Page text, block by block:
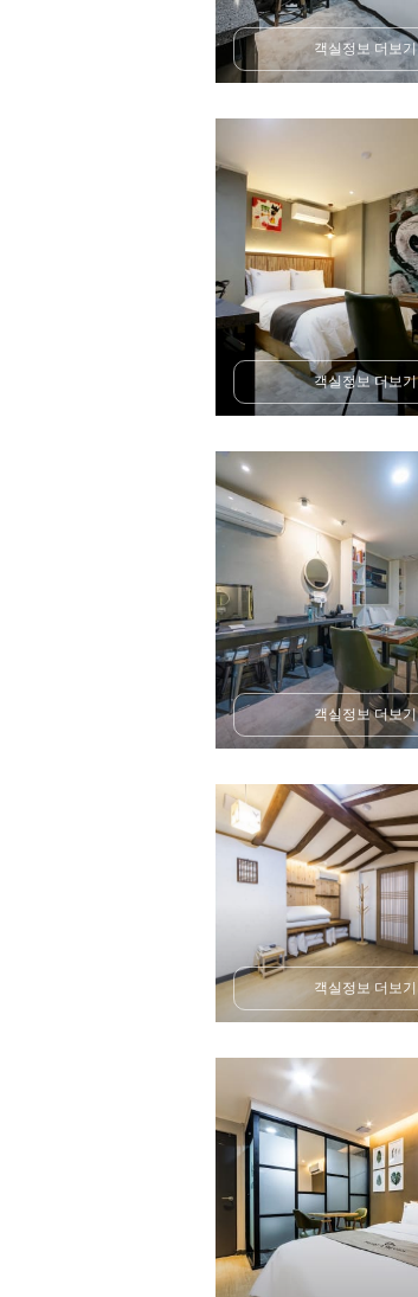
객실정보 더보기
객실정보 더보기
객실정보 더보기
객실정보 더보기